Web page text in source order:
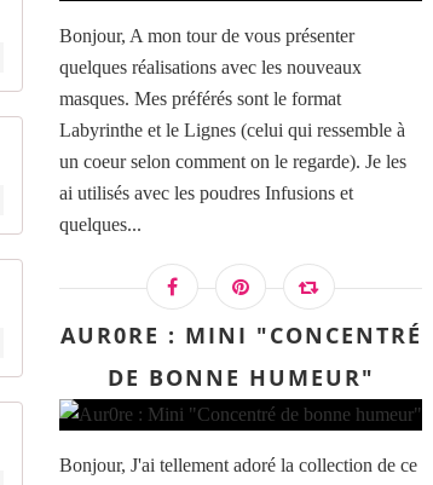
Bonjour, A mon tour de vous présenter
quelques réalisations avec les nouveaux
masques. Mes préférés sont le format
Labyrinthe et le Lignes (celui qui ressemble à
un coeur selon comment on le regarde). Je les
ai utilisés avec les poudres Infusions et
quelques...
AUR0RE : MINI "CONCENTRÉ
DE BONNE HUMEUR"
Bonjour, J'ai tellement adoré la collection de ce